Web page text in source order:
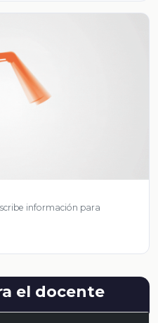
información para
el docente